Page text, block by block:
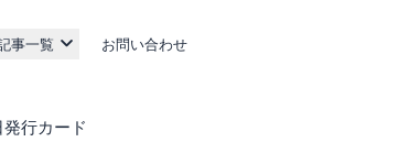
事一覧 お問い合わせ
発行カード